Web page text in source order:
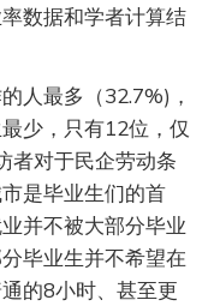
数据和学者计算结
人最多（32.7%)，
少，只有12位，仅
者对于民企劳动条
是毕业生们的首
并不被大部分毕业
毕业生并不希望在
的8小时、甚至更